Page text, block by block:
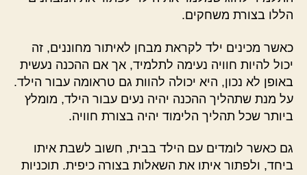
הללו בצורת משחקים.
כאשר מכינים ילד לקראת מבחן לאיתור מחוננים, זה
יכול להיות חוויה נעימה לתלמיד, אך אם ההכנה נעשית
באופן לא נכון, היא יכולה להוות גם טראומה עבור הילד.
על מנת שתהליך ההכנה יהיה נעים עבור הילד, מומלץ
ביותר שכל תהליך הלימוד יהיה בצורת חוויה.
גם כאשר לומדים עם הילד בבית, חשוב לשבת איתו
ביחד, ולפתור איתו את השאלות בצורה כיפית. תוכניות